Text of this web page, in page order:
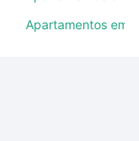
salão de
3 quartos à
Apartamentos em